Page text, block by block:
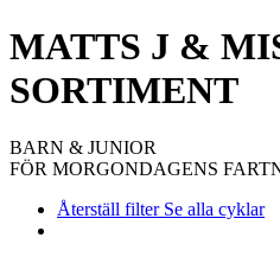
MATTS J &
SORTIMENT
BARN & JUNIOR
FÖR MORGONDAGENS
Återställ filterSe alla cyklar